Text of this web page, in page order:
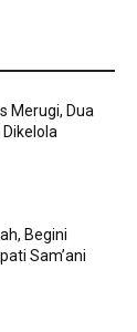
Merugi, Dua
Begini
Sam’ani